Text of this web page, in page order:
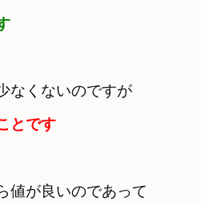
なくないのですが
とです
値が良いのであって